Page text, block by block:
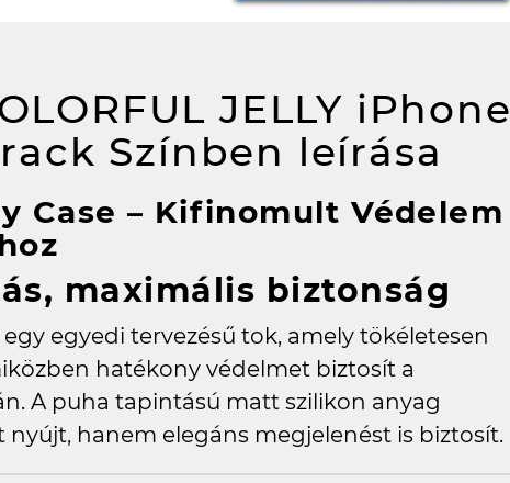
JELLY iPhone
Színben leírása
Case – Kifinomult Védelem
maximális biztonság
egy egyedi tervezésű tok, amely tökéletesen
hatékony védelmet biztosít a
A puha tapintású matt szilikon anyag
hanem elegáns megjelenést is biztosít.